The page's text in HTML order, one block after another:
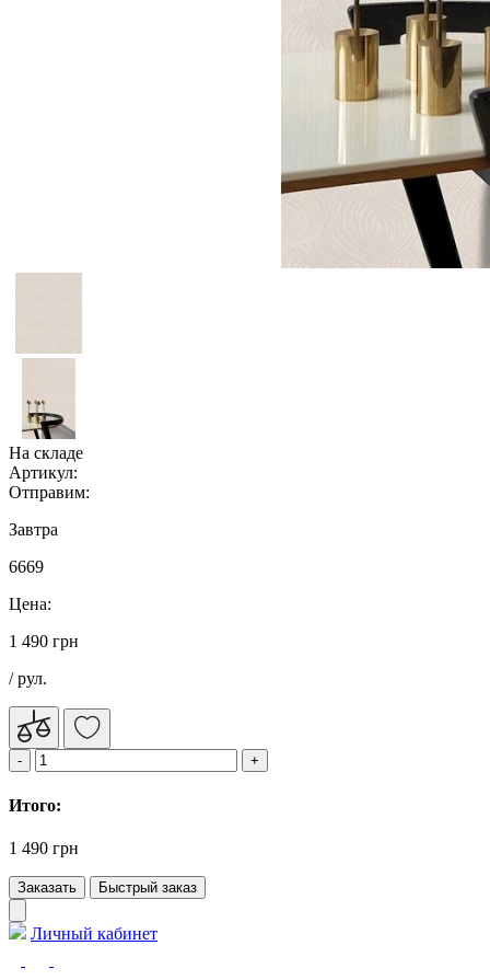
На складе
Артикул:
Отправим:
Завтра
6669
Цена:
1 490 грн
/ рул.
Итого:
1 490 грн
Заказать Быстрый заказ
Личный кабинет